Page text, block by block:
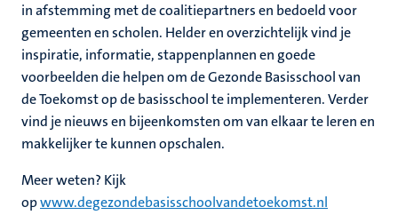
in afstemming met de coalitiepartners en bedoeld voor
gemeenten en scholen. Helder en overzichtelijk vind je
inspiratie, informatie, stappenplannen en goede
voorbeelden die helpen om de Gezonde Basisschool van
de Toekomst op de basisschool te implementeren. Verder
vind je nieuws en bijeenkomsten om van elkaar te leren en
makkelijker te kunnen opschalen.
Meer weten? Kijk
opwww.degezondebasisschoolvandetoekomst.nl